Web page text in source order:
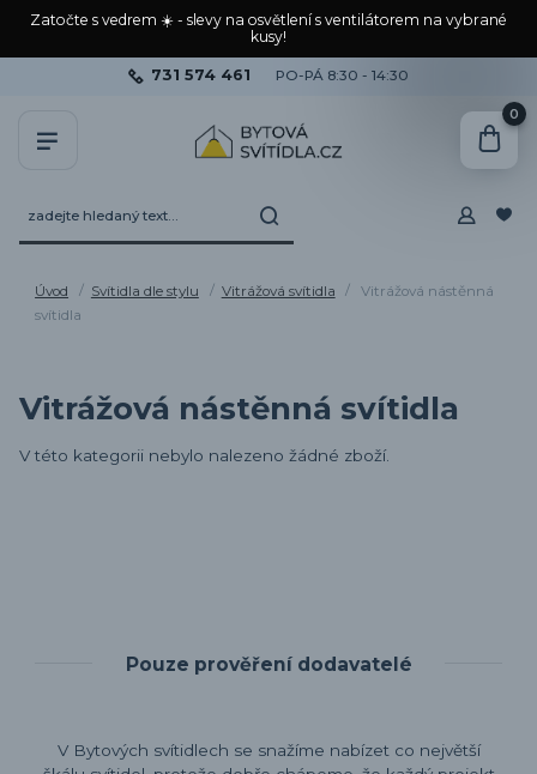
Zatočte s vedrem ☀️ - slevy na osvětlení s ventilátorem na vybrané
kusy!
731 574 461 PO-PÁ 8:30 - 14:30
0
Úvod Svítidla dle stylu Vitrážová svítidla
Vitrážová nástěnná
svítidla
Vitrážová nástěnná svítidla
V této kategorii nebylo nalezeno žádné zboží.
Pouze prověření dodavatelé
V Bytových svítidlech se snažíme nabízet co největší